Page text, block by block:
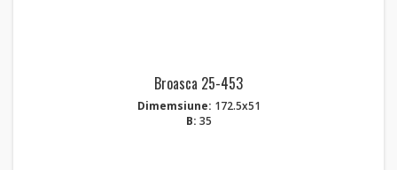
Broasca 25-453
Dimemsiune: 172.5x51
B: 35